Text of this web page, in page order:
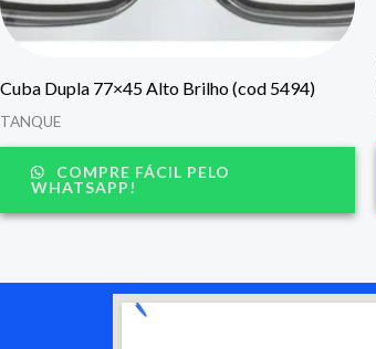
Cuba Dupla 77×45 Alto Brilho (cod 5494)
TANQUE
COMPRE FÁCIL PELO
WHATSAPP!